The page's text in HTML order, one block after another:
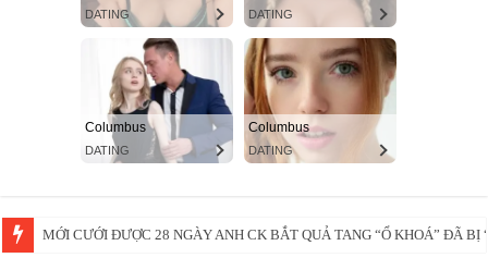
Vừa học võ xong thì ngay lúc mẹ bị cớp =)))